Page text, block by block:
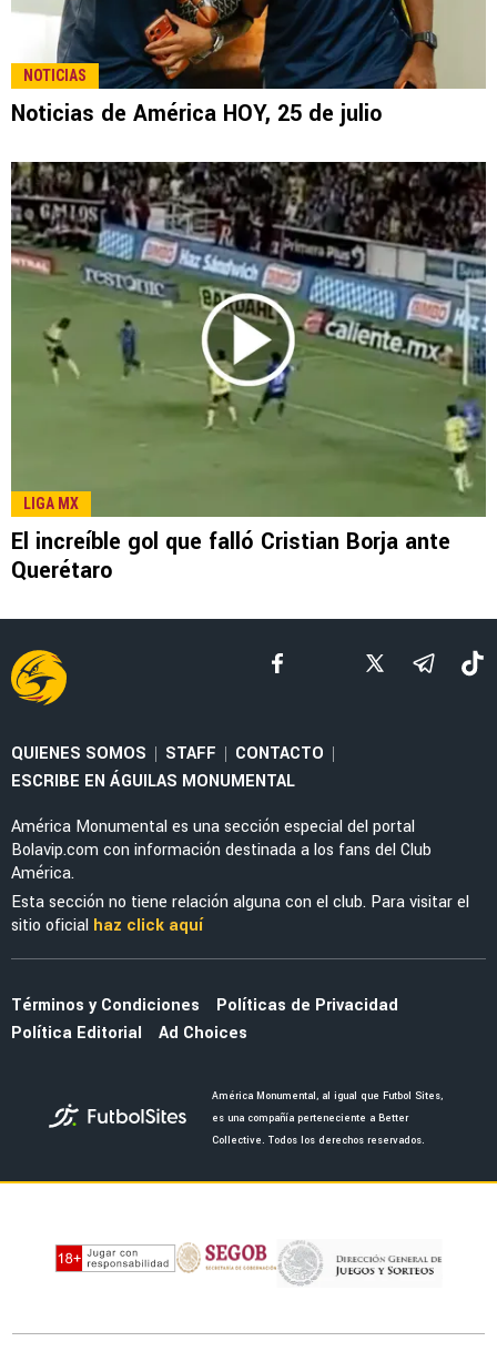
LEE TAMBIÉN
LIGA MX
Cristian Borja y Henry Martín protagonizan
discusión en América
La toma que no se vio en TV del golazo del